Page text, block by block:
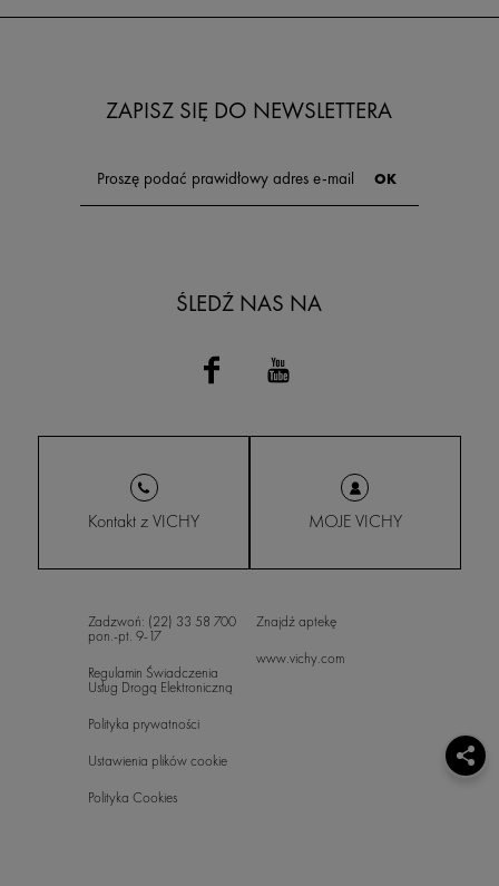
ZAPISZ SIĘ DO NEWSLETTERA
ŚLEDŹ NAS NA
Kontakt z VICHY MOJE VICHY
Zadzwoń: (22) 33 58 700
pon.-pt. 9-17
Regulamin Świadczenia
Usług Drogą Elektroniczną
Polityka prywatności
Ustawienia plików cookie
Polityka Cookies
Znajdź aptekę
www.vichy.com